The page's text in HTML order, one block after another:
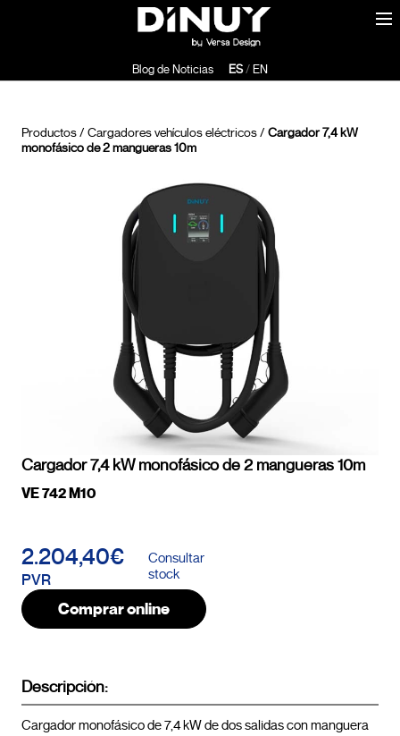
Blog de Noticias ES/EN
Productos/ Cargadores vehículos eléctricos/ Cargador 7,4 kW
monofásico de 2 mangueras 10m
Cargador 7,4 kW monofásico de 2 mangueras 10m
VE 742 M10
2.204,40€
PVR
Consultar
stock
Comprar online
Descripción:
Cargador monofásico de 7,4 kW de dos salidas con manguera